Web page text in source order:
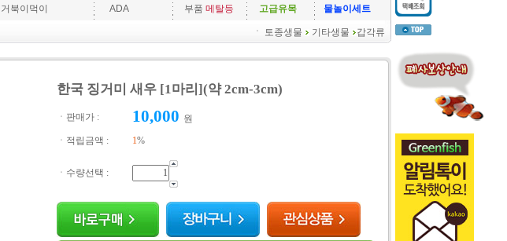
거북이먹이
ADA
부품 메탈등
고급유목
물놀이세트
ㆍ 토종생물 기타생물 갑각류
한국 징거미 새우 [1마리](약 2cm-3cm)
ㆍ판매가 : 10,000 원
ㆍ적립금액 :
1%
ㆍ수량선택 :